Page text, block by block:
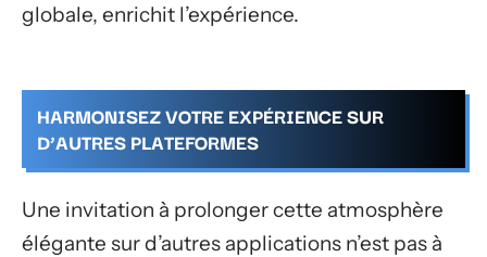
globale, enrichit l’expérience.
HARMONISEZ VOTRE EXPÉRIENCE SUR
D’AUTRES PLATEFORMES
Une invitation à prolonger cette atmosphère
élégante sur d’autres applications n’est pas à